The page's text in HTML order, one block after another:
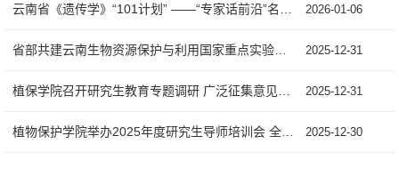
2026-01-06
2025-12-31
2025-12-31
2025-12-30